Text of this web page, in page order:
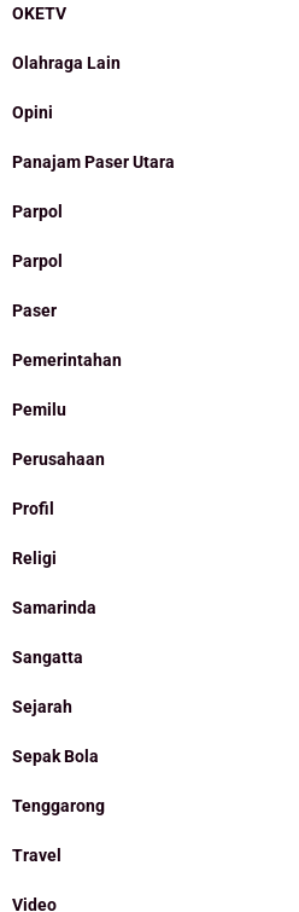
OKETV
Olahraga Lain
Opini
Panajam Paser Utara
Parpol
Parpol
Paser
Pemerintahan
Pemilu
Perusahaan
Profil
Religi
Samarinda
Sangatta
Sejarah
Sepak Bola
Tenggarong
Travel
Video